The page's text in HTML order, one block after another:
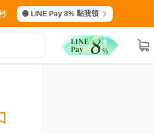
🟢 LINE Pay 8% 點我領